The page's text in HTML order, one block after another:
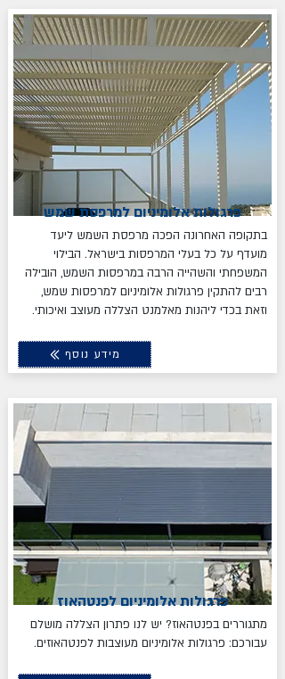
פרגולות אלומיניום למרפסת שמש
בתקופה האחרונה הפכה מרפסת השמש ליעד
מועדף על כל בעלי המרפסות בישראל. הבילוי
המשפחתי והשהייה הרבה במרפסות השמש, הובילה
רבים להתקין פרגולות אלומיניום למרפסות שמש,
וזאת בכדי ליהנות מאלמנט הצללה מעוצב ואיכותי.
מידע נוסף
פרגולות אלומיניום לפנטהאוז
מתגוררים בפנטהאוז? יש לנו פתרון הצללה מושלם
עבורכם: פרגולות אלומיניום מעוצבות לפנטהאוזים.